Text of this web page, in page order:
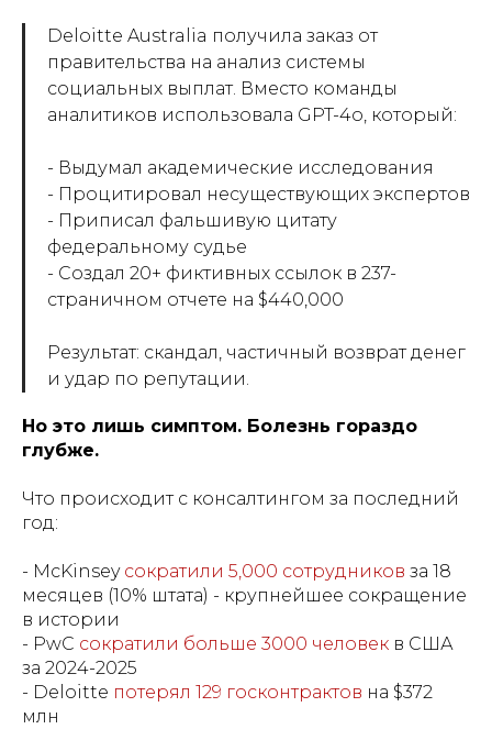
Deloitte Australia получила заказ от
правительства на анализ системы
социальных выплат. Вместо команды
аналитиков использовала GPT-4o, который:
- Выдумал академические исследования
- Процитировал несуществующих экспертов
- Приписал фальшивую цитату
федеральному судье
- Создал 20+ фиктивных ссылок в 237-
страничном отчете на $440,000
Результат: скандал, частичный возврат денег
и удар по репутации.
Но это лишь симптом. Болезнь гораздо
глубже.
Что происходит с консалтингом за последний
год:
- McKinsey сократили 5,000 сотрудников за 18
месяцев (10% штата) - крупнейшее сокращение
в истории
- PwC сократили больше 3000 человек в США
за 2024-2025
- Deloitte потерял 129 госконтрактов на $372
млн